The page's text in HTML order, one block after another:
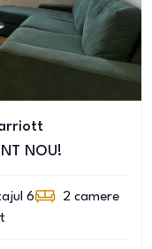
NOU!
6 2 camere